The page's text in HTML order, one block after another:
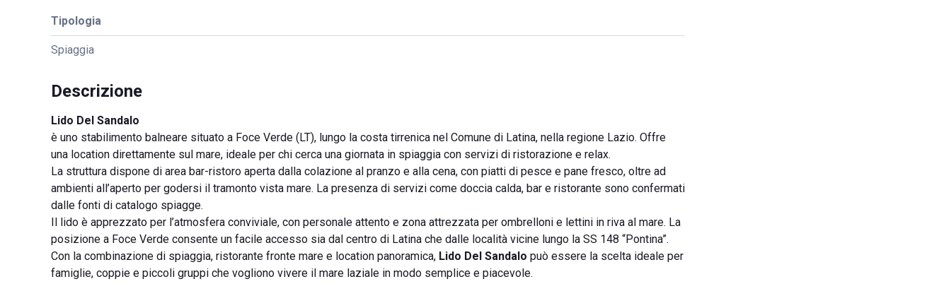
Tipologia
Spiaggia
Descrizione
Lido Del Sandalo
è uno stabilimento balneare situato a Foce Verde (LT), lungo la costa tirrenica nel Comune di Latina, nella regione Lazio. Offre
una location direttamente sul mare, ideale per chi cerca una giornata in spiaggia con servizi di ristorazione e relax.
La struttura dispone di area bar-ristoro aperta dalla colazione al pranzo e alla cena, con piatti di pesce e pane fresco, oltre ad
ambienti all’aperto per godersi il tramonto vista mare. La presenza di servizi come doccia calda, bar e ristorante sono confermati
dalle fonti di catalogo spiagge.
Il lido è apprezzato per l’atmosfera conviviale, con personale attento e zona attrezzata per ombrelloni e lettini in riva al mare. La
posizione a Foce Verde consente un facile accesso sia dal centro di Latina che dalle località vicine lungo la SS 148 “Pontina”.
Con la combinazione di spiaggia, ristorante fronte mare e location panoramica, Lido Del Sandalo può essere la scelta ideale per
famiglie, coppie e piccoli gruppi che vogliono vivere il mare laziale in modo semplice e piacevole.